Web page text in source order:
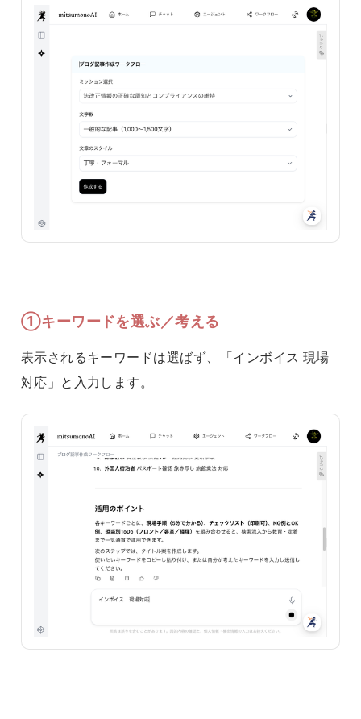
①キーワードを選ぶ／考える
表示されるキーワードは選ばず、「インボイス 現場
対応」と入力します。